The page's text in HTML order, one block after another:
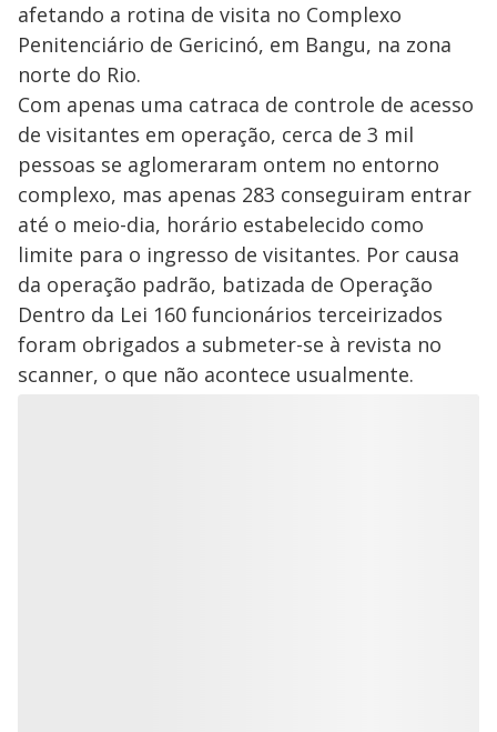
afetando a rotina de visita no Complexo
Penitenciário de Gericinó, em Bangu, na zona
norte do Rio.
Com apenas uma catraca de controle de acesso
de visitantes em operação, cerca de 3 mil
pessoas se aglomeraram ontem no entorno
complexo, mas apenas 283 conseguiram entrar
até o meio-dia, horário estabelecido como
limite para o ingresso de visitantes. Por causa
da operação padrão, batizada de Operação
Dentro da Lei 160 funcionários terceirizados
foram obrigados a submeter-se à revista no
scanner, o que não acontece usualmente.